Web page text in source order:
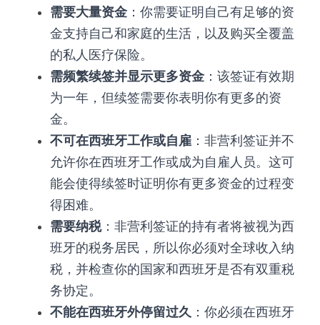
需要大量资金 ：你需要证明自己有足够的资
金支持自己和家庭的生活，以及购买全覆盖
的私人医疗保险。
需频繁续签并显示更多资金 ：该签证有效期
为一年，但续签需要你表明你有更多的资
金。
不可在西班牙工作或自雇 ：非营利签证并不
允许你在西班牙工作或成为自雇人员。这可
能会使得续签时证明你有更多资金的过程变
得困难。
需要纳税：非营利签证的持有者将被视为西
班牙的税务居民，所以你必须对全球收入纳
税，并检查你的国家和西班牙是否有双重税
务协定。
不能在西班牙外停留过久 ：你必须在西班牙